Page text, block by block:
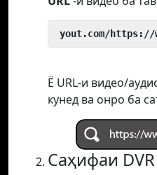
yout.com/https://
Ё URL-и видео/
кунед ва онро ба
Саҳифаи DVR